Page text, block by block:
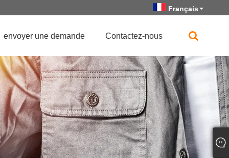
Français
envoyer une demande Contactez-nous